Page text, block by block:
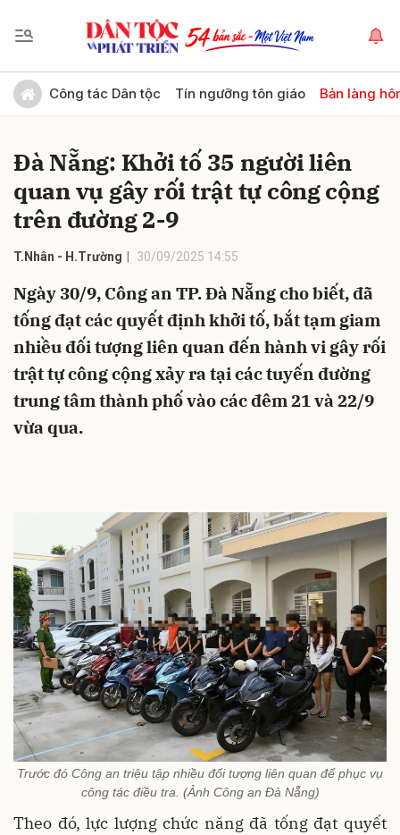
Công tác Dân tộc Tín ngưỡng tôn giáo Bản làng
Đà Nẵng: Khởi tố 35 người liên
quan vụ gây rối trật tự công cộng
trên đường 2-9
T.Nhân - H.Trường 30/09/2025 14:55
Ngày 30/9, Công an TP. Đà Nẵng cho biết, đã
tống đạt các quyết định khởi tố, bắt tạm giam
nhiều đối tượng liên quan đến hành vi gây rối
trật tự công cộng xảy ra tại các tuyến đường
trung tâm thành phố vào các đêm 21 và 22/9
vừa qua.
Trước đó Công an triệu tập nhiều đối tượng liên quan để phục vụ
công tác điều tra. (Ảnh Công an Đà Nẵng)
Theo đó, lực lượng chức năng đã tống đạt quyết
Gửi bình luận